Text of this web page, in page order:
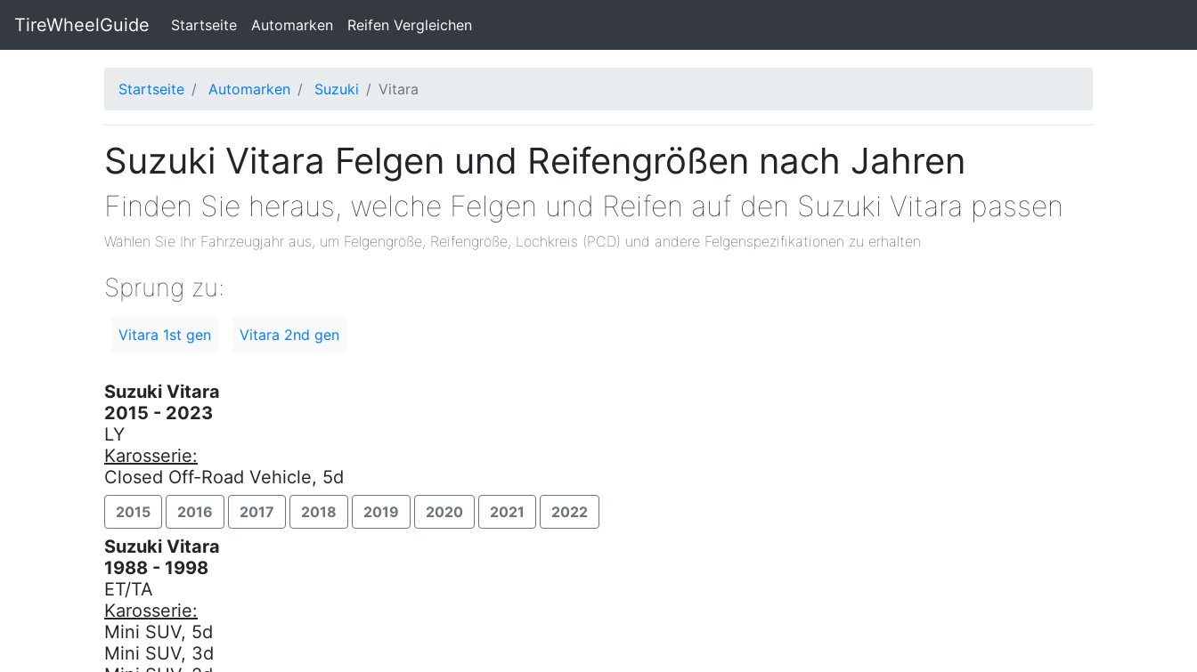
TireWheelGuide Startseite(current)
Automarken Reifen Vergleichen
Startseite Automarken Suzuki Vitara
Suzuki Vitara Felgen und Reifengrößen nach Jahren
Finden Sie heraus, welche Felgen und Reifen auf den Suzuki Vitara passen
Wählen Sie Ihr Fahrzeugjahr aus, um Felgengröße, Reifengröße, Lochkreis (PCD) und andere Felgenspezifikationen zu erhalten
Sprung zu:
Vitara 1st gen Vitara 2nd gen
Suzuki Vitara
2015 - 2023
LY
Karosserie:
Closed Off-Road Vehicle, 5d
2015 2016 2017 2018 2019 2020 2021 2022
Suzuki Vitara
1988 - 1998
ET/TA
Karosserie:
Mini SUV, 5d
Mini SUV, 3d